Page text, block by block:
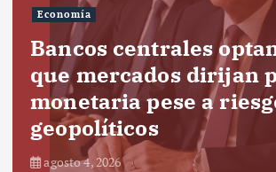
Economía
Bancos centrales
que mercados dirijan
monetaria pese a
geopolíticos
agosto 4, 2026